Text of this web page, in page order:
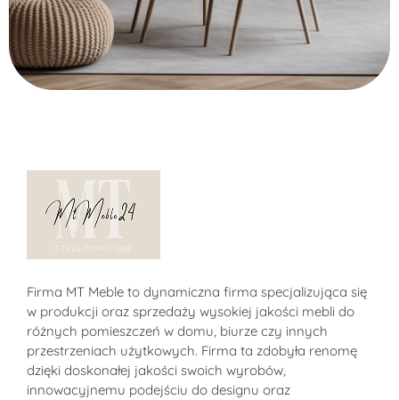
Alternative:
Firma MT Meble to dynamiczna firma specjalizująca się
w produkcji oraz sprzedaży wysokiej jakości mebli do
różnych pomieszczeń w domu, biurze czy innych
przestrzeniach użytkowych. Firma ta zdobyła renomę
dzięki doskonałej jakości swoich wyrobów,
innowacyjnemu podejściu do designu oraz